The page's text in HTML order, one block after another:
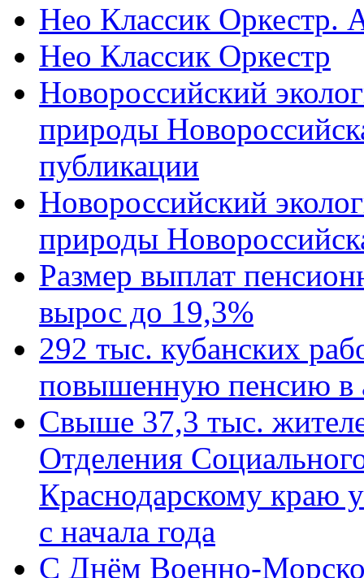
Нео Классик Оркестр.
Нео Классик Оркестр
Новороссийский
природы
публикации
Новороссийский
природы
Размер выплат
вырос до 19,3%
292 тыс. кубанских
повышенную пенсию в
Свыше 37,3 тыс.
Отделения
Краснодарскому краю
с начала года
C Днём Военно-